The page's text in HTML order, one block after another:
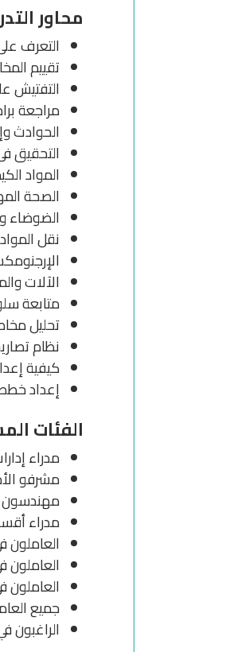
محاور
التعرف
تقييم
التفتيش
مراجعة
الحوادث
التحقيق
المواد
الصحة
الضوضاء
نقل
الآلات
متابعة
تحليل
نظام
كيفية
إعداد
الفئات
مدراء
مشرفو
مهندسون
مدراء
العاملون
العاملون
العاملون
جميع